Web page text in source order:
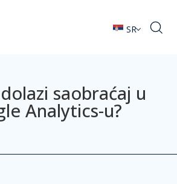
SR
saobraćaj u
Analytics-u?